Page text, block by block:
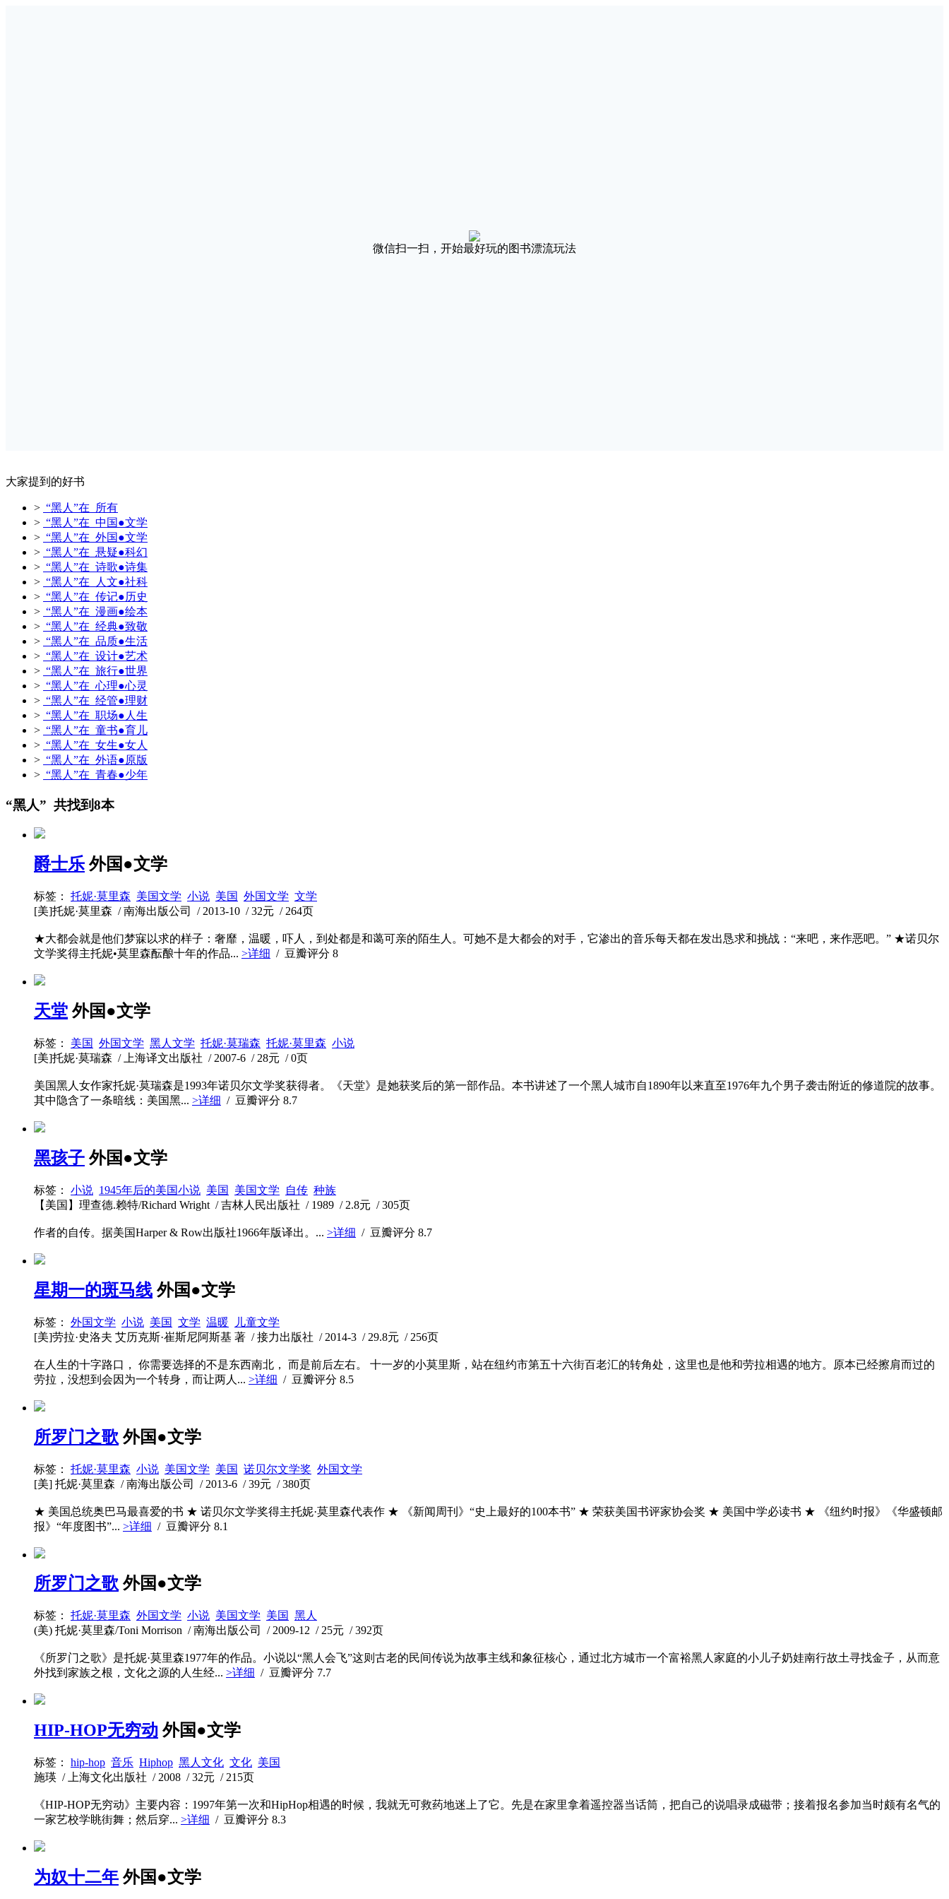
微信扫一扫，开始最好玩的图书漂流玩法
大家提到的好书
> “黑人”在 所有
> “黑人”在 中国●文学
> “黑人”在 外国●文学
> “黑人”在 悬疑●科幻
> “黑人”在 诗歌●诗集
> “黑人”在 人文●社科
> “黑人”在 传记●历史
> “黑人”在 漫画●绘本
> “黑人”在 经典●致敬
> “黑人”在 品质●生活
> “黑人”在 设计●艺术
> “黑人”在 旅行●世界
> “黑人”在 心理●心灵
> “黑人”在 经管●理财
> “黑人”在 职场●人生
> “黑人”在 童书●育儿
> “黑人”在 女生●女人
> “黑人”在 外语●原版
> “黑人”在 青春●少年
“黑人” 共找到8本
爵士乐 外国●文学
标签： 托妮·莫里森 美国文学 小说 美国 外国文学 文学
[美]托妮·莫里森 / 南海出版公司 / 2013-10 / 32元 / 264页
★大都会就是他们梦寐以求的样子：奢靡，温暖，吓人，到处都是和蔼可亲的陌生人。可她不是大都会的对手，它渗出的音乐每天都在发出恳求和挑战：“来吧，来作恶吧。” ★诺贝尔
文学奖得主托妮•莫里森酝酿十年的作品... >详细 / 豆瓣评分 8
天堂 外国●文学
标签： 美国 外国文学 黑人文学 托妮·莫瑞森 托妮·莫里森 小说
[美]托妮·莫瑞森 / 上海译文出版社 / 2007-6 / 28元 / 0页
美国黑人女作家托妮·莫瑞森是1993年诺贝尔文学奖获得者。《天堂》是她获奖后的第一部作品。本书讲述了一个黑人城市自1890年以来直至1976年九个男子袭击附近的修道院的故事。
其中隐含了一条暗线：美国黑... >详细 / 豆瓣评分 8.7
黑孩子 外国●文学
标签： 小说 1945年后的美国小说 美国 美国文学 自传 种族
【美国】理查德.赖特/Richard Wright / 吉林人民出版社 / 1989 / 2.8元 / 305页
作者的自传。据美国Harper & Row出版社1966年版译出。... >详细 / 豆瓣评分 8.7
星期一的斑马线 外国●文学
标签： 外国文学 小说 美国 文学 温暖
儿童文学
[美]劳拉·史洛夫 艾历克斯·崔斯尼阿斯基 著 / 接力出版社 / 2014-3 / 29.8元 / 256页
在人生的十字路口， 你需要选择的不是东西南北， 而是前后左右。 十一岁的小莫里斯，站在纽约市第五十六街百老汇的转角处，这里也是他和劳拉相遇的地方。原本已经擦肩而过的
劳拉，没想到会因为一个转身，而让两人... >详细 / 豆瓣评分 8.5
所罗门之歌 外国●文学
标签： 托妮·莫里森 小说 美国文学 美国 诺贝尔文学奖 外国文学
[美] 托妮·莫里森 / 南海出版公司 / 2013-6 / 39元 / 380页
★ 美国总统奥巴马最喜爱的书 ★ 诺贝尔文学奖得主托妮·莫里森代表作 ★ 《新闻周刊》“史上最好的100本书” ★ 荣获美国书评家协会奖 ★ 美国中学必读书 ★ 《纽约时报》《华盛顿邮
报》“年度图书”... >详细 / 豆瓣评分 8.1
所罗门之歌 外国●文学
标签： 托妮·莫里森 外国文学 小说 美国文学 美国 黑人
(美) 托妮·莫里森/Toni Morrison / 南海出版公司 / 2009-12 / 25元 / 392页
《所罗门之歌》是托妮·莫里森1977年的作品。小说以“黑人会飞”这则古老的民间传说为故事主线和象征核心，通过北方城市一个富裕黑人家庭的小儿子奶娃南行故土寻找金子，从而意
外找到家族之根，文化之源的人生经... >详细 / 豆瓣评分 7.7
HIP-HOP无穷动 外国●文学
标签： hip-hop 音乐 Hiphop 黑人文化 文化 美国
施瑛 / 上海文化出版社 / 2008 / 32元 / 215页
《HIP-HOP无穷动》主要内容：1997年第一次和HipHop相遇的时候，我就无可救药地迷上了它。先是在家里拿着遥控器当话筒，把自己的说唱录成磁带；接着报名参加当时颇有名气的
一家艺校学眺街舞；然后穿... >详细 / 豆瓣评分 8.3
为奴十二年 外国●文学